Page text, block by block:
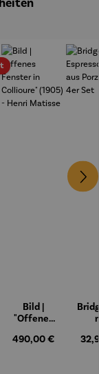
Rabatt
Bild |
"Offenes
Collioure"
Regulärer Preis:
490,00 €